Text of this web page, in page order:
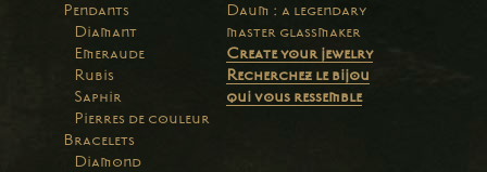
Pendants
Diamant
Emeraude
Rubis
Saphir
Pierres de couleur
Bracelets
Diamond
Daum : a legendary
master glassmaker
Create your jewelry
Recherchez le bijou
qui vous ressemble